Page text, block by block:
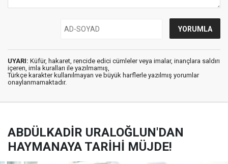
UYARI: Küfür, hakaret, rencide edici cümleler veya imalar, inançlara saldırı
içeren, imla kuralları ile yazılmamış,
Türkçe karakter kullanılmayan ve büyük harflerle yazılmış yorumlar
onaylanmamaktadır.
ABDÜLKADİR URALOĞLUN'DAN
HAYMANAYA TARİHİ MÜJDE!